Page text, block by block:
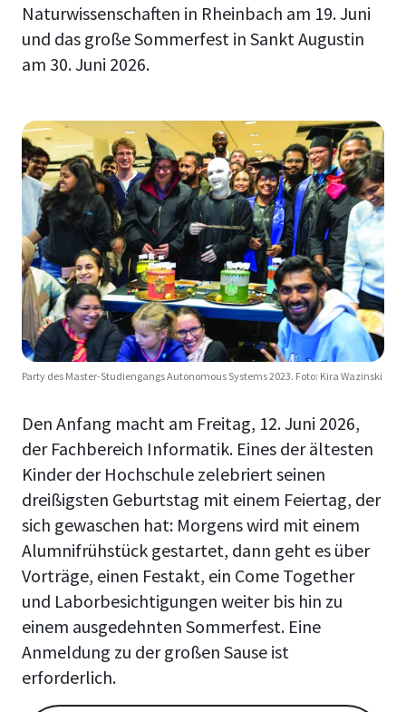
Naturwissenschaften in Rheinbach am 19. Juni
und das große Sommerfest in Sankt Augustin
am 30. Juni 2026.
Party des Master-Studiengangs Autonomous Systems 2023. Foto: Kira Wazinski
Den Anfang macht am Freitag, 12. Juni 2026,
der Fachbereich Informatik. Eines der ältesten
Kinder der Hochschule zelebriert seinen
dreißigsten Geburtstag mit einem Feiertag, der
sich gewaschen hat: Morgens wird mit einem
Alumnifrühstück gestartet, dann geht es über
Vorträge, einen Festakt, ein Come Together
und Laborbesichtigungen weiter bis hin zu
einem ausgedehnten Sommerfest. Eine
Anmeldung zu der großen Sause ist
erforderlich.